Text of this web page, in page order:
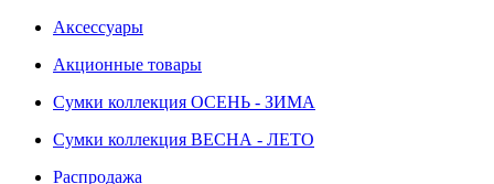
Аксессуары
Акционные товары
Сумки коллекция ОСЕНЬ - ЗИМА
Сумки коллекция ВЕСНА - ЛЕТО
Распродажа